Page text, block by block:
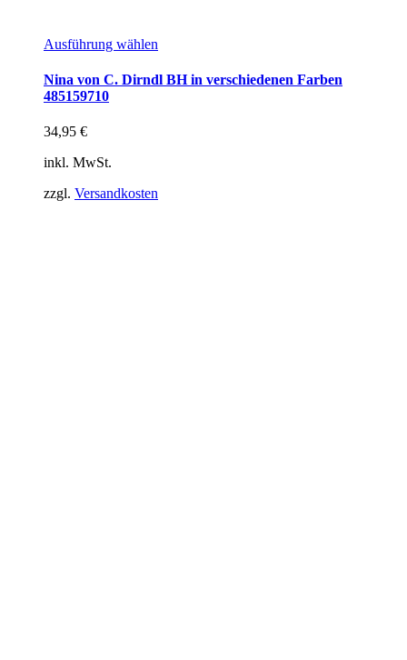
Ausführung wählen
Nina von C. Dirndl BH in verschiedenen Farben
485159710
34,95 €
inkl. MwSt.
zzgl. Versandkosten